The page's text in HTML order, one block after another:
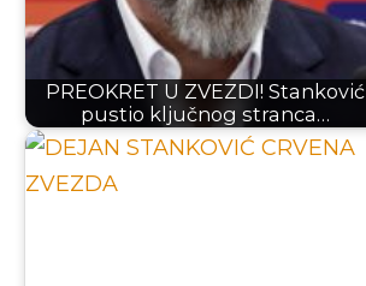
PREOKRET U ZVEZDI! Stanković
pustio ključnog stranca…